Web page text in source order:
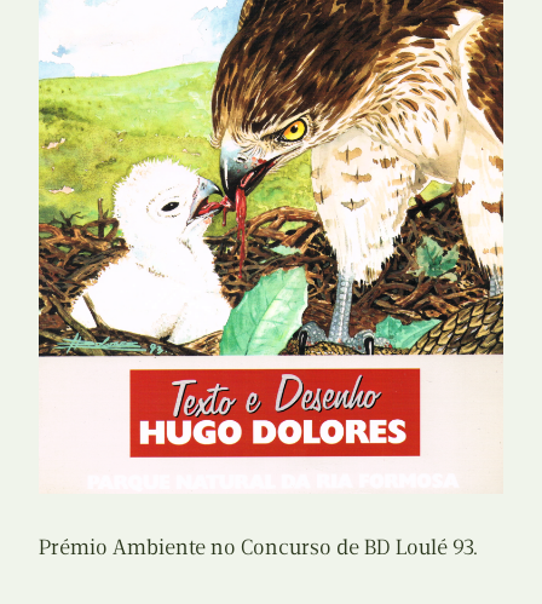
Prémio Ambiente no Concurso de BD Loulé 93.